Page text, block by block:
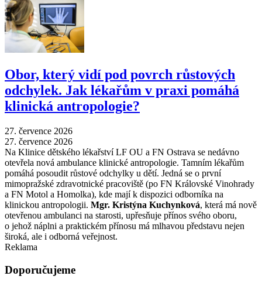
Obor, který vidí pod povrch růstových
odchylek. Jak lékařům v praxi pomáhá
klinická antropologie?
27. července 2026
27. července 2026
Na Klinice dětského lékařství LF OU a FN Ostrava se nedávno
otevřela nová ambulance klinické antropologie. Tamním lékařům
pomáhá posoudit růstové odchylky u dětí. Jedná se o první
mimopražské zdravotnické pracoviště (po FN Královské Vinohrady
a FN Motol a Homolka), kde mají k dispozici odborníka na
klinickou antropologii. Mgr. Kristýna Kuchynková, která má nově
otevřenou ambulanci na starosti, upřesňuje přínos svého oboru,
o jehož náplni a praktickém přínosu má mlhavou představu nejen
široká, ale i odborná veřejnost.
Reklama
Doporučujeme